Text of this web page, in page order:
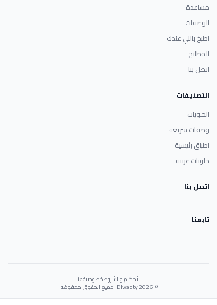
مساعدة
الوصفات
اطبخ باللي عندك
المطابخ
اتصل بنا
التصنيفات
الحلويات
وصفات سريعة
اطباق رئيسية
حلويات غربية
اتصل بنا
تابعنا
الأحكام والشروطخصوصيةعنا
© 2026 Dlwaqty. جميع الحقوق محفوظة.
Powered byGAIT